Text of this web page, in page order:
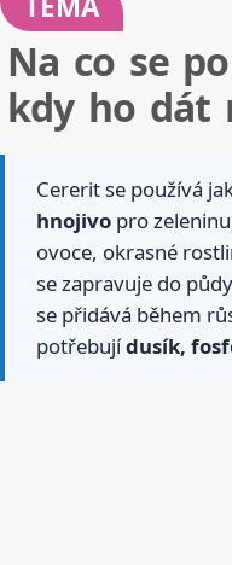
Na co se
kdy ho dát
Cererit se používá
hnojivo pro
ovoce, okrasné
se zapravuje do
se přidává během
potřebujídusík,